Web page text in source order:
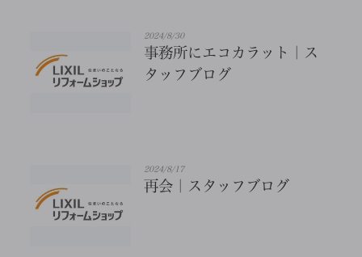
2024/8/30
事務所にエコカラット｜ス
タッフブログ
2024/8/17
再会｜スタッフブログ